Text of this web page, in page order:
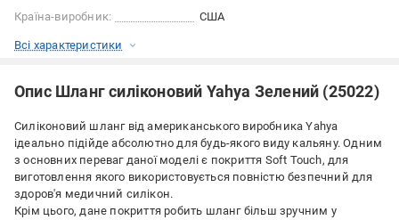
Країна-виробник:
США
Всі характеристики
Опис Шланг силіконовий Yahya Зелений (25022)
Силіконовий шланг від американського виробника Yahya
ідеально підійде абсолютно для будь-якого виду кальяну. Одним
з основних переваг даної моделі є покриття Soft Touch, для
виготовлення якого використовується повністю безпечний для
здоров'я медичний силікон.
Крім цього, дане покриття робить шланг більш зручним у